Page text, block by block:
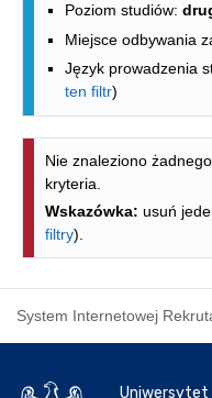
Poziom studiów:
Miejsce odbywania
Język prowadzenia
ten filtr)
Nie znaleziono
kryteria.
Wskazówka: usuń
filtry).
System Internetowej
Uniwersytet